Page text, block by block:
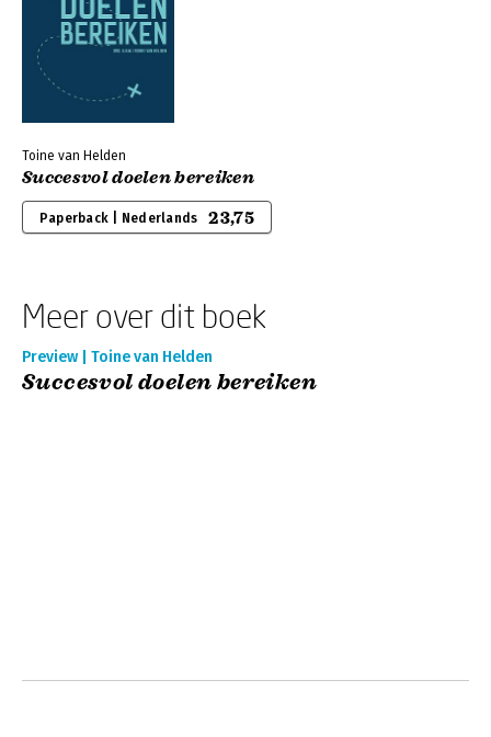
Toine van Helden
Succesvol doelen bereiken
Paperback | Nederlands 23,75
Meer over dit boek
Preview | Toine van Helden
Succesvol doelen bereiken